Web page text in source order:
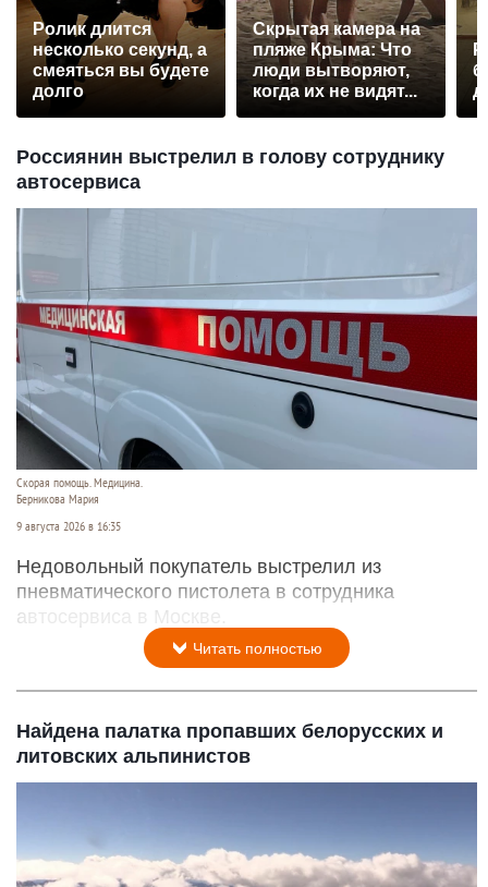
Ролик длится
несколько секунд, а
смеяться вы будете
долго
Скрытая камера на
пляже Крыма: Что
люди вытворяют,
когда их не видят...
Россиянин выстрелил в голову сотруднику
автосервиса
Скорая помощь. Медицина.
Берникова Мария
9 августа 2026 в 16:35
Недовольный покупатель выстрелил из
пневматического пистолета в сотрудника
автосервиса в Москве.
Читать полностью
Найдена палатка пропавших белорусских и
литовских альпинистов